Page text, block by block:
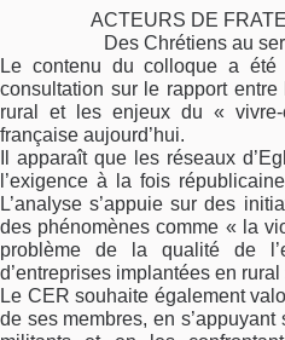
ACTEURS DE
Des Chrétiens au
Le contenu du colloque a été
consultation sur le rapport
rural et les enjeux du «
française aujourd’hui.
Il apparaît que les réseaux
l’exigence à la fois
L’analyse s’appuie sur des
des phénomènes comme « la
problème de la qualité de
d’entreprises implantées en
Le CER souhaite également
de ses membres, en